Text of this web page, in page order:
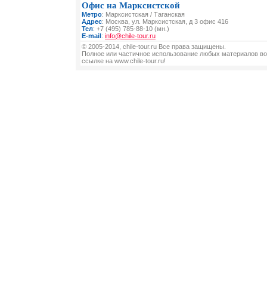
Офис на Марксистской
Метро: Марксистская / Таганская
Адрес: Москва, ул. Марксистская, д 3 офис 416
Тел: +7 (495) 785-88-10 (мн.)
E-mail: info@chile-tour.ru
© 2005-2014, chile-tour.ru Все права защищены.
Полное или частичное использование любых материалов
ссылке на www.chile-tour.ru!